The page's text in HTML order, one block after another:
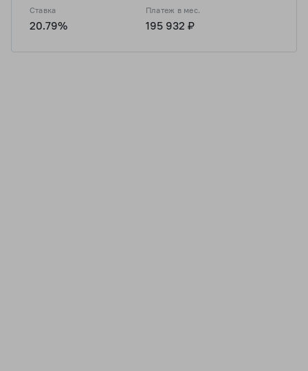
Ставка
20.79%
Платеж в мес.
195 932 ₽